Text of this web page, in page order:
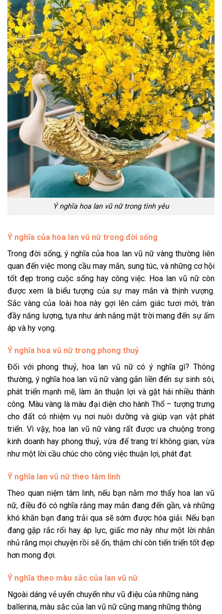
Ý nghĩa hoa lan vũ nữ trong tình yêu
Ý nghĩa của hoa lan vũ nữ trong đời sống
Trong đời sống, ý nghĩa của hoa lan vũ nữ vàng thường liên
quan đến việc mong cầu may mắn, sung túc, và những cơ hội
tốt đẹp trong cuộc sống hay công việc. Hoa lan vũ nữ còn
được xem là biểu tượng của sự may mắn và thịnh vượng.
Sắc vàng của loài hoa này gợi lên cảm giác tươi mới, tràn
đầy năng lượng, tựa như ánh nắng mặt trời mang đến sự ấm
áp và hy vọng.
Ý nghĩa hoa vũ nữ trong phong thuỷ
Đối với phong thuỷ, hoa lan vũ nữ có ý nghĩa gì? Thông
thường, ý nghĩa hoa lan vũ nữ vàng gắn liền đến sự sinh sôi,
phát triển mạnh mẽ, làm ăn thuận lợi và gặt hái nhiều thành
công. Màu vàng là màu đại diện cho hành Thổ – tượng trưng
cho đất có nhiệm vụ nơi nuôi dưỡng và giúp vạn vật phát
triển. Vì vậy, hoa lan vũ nữ vàng rất được ưa chuộng trong
kinh doanh hay phong thuỷ, vừa để trang trí không gian, vừa
như một lời cầu chúc cho công việc thuận lợi, phát đạt.
Ý nghĩa lan vũ nữ theo tâm linh
Theo quan niệm tâm linh, nếu bạn nằm mơ thấy hoa lan vũ
nữ, điều đó có nghĩa rằng may mắn đang đến gần, và những
khó khăn bạn đang trải qua sẽ sớm được hóa giải. Nếu bạn
đang gặp rắc rối hay áp lực, giấc mơ này như một lời nhắn
nhủ rằng mọi chuyện rồi sẽ ổn, thậm chí còn tiến triển tốt đẹp
hơn mong đợi.
Ý nghĩa theo màu sắc của lan vũ nữ
Ngoài dáng vẻ uyển chuyển như vũ điệu của những nàng
ballerina, màu sắc của lan vũ nữ cũng mang những thông